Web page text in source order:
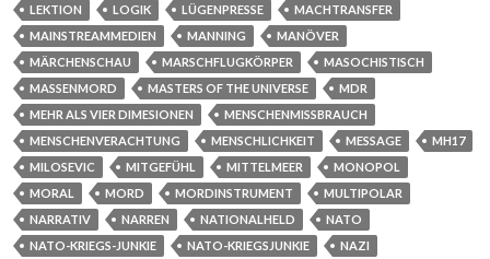
LEKTION
LOGIK LÜGENPRESSE
MACHTRANSFER
MAINSTREAMMEDIEN
MANNING
MANÖVER
MÄRCHENSCHAU
MARSCHFLUGKÖRPER
MASOCHISTISCH
MASSENMORD
MASTERS OF THE UNIVERSE
MDR
MEHR ALS VIER DIMESIONEN
MENSCHENMISSBRAUCH
MENSCHENVERACHTUNG
MENSCHLICHKEIT MESSAGE
MH17
MILOSEVIC
MITGEFÜHL MITTELMEER
MONOPOL
MORAL
MORD MORDINSTRUMENT
MULTIPOLAR
NARRATIV
NARREN NATIONALHELD
NATO
NATO-KRIEGS-JUNKIE
NATO-KRIEGSJUNKIE
NAZI